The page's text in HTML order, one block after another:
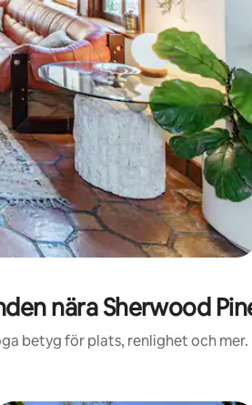
nära Sherwood
betyg för plats, renlighet och mer.